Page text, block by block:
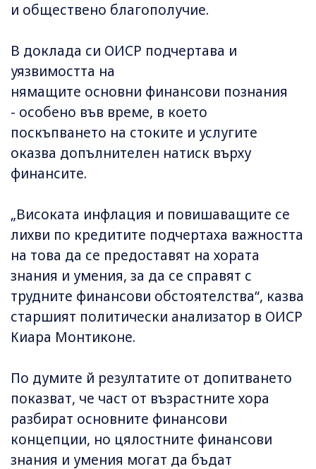
и обществено благополучие.
В доклада си ОИСР подчертава и
уязвимостта на
нямащите основни финансови познания
- особено във време, в което
поскъпването на стоките и услугите
оказва допълнителен натиск върху
финансите.
„Високата инфлация и повишаващите се
лихви по кредитите подчертаха важността
на това да се предоставят на хората
знания и умения, за да се справят с
трудните финансови обстоятелства“, казва
старшият политически анализатор в ОИСР
Киара Монтиконе.
По думите й резултатите от допитването
показват, че част от възрастните хора
разбират основните финансови
концепции, но цялостните финансови
знания и умения могат да бъдат